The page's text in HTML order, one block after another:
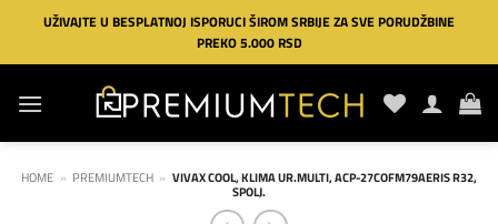
Preskoči
sadržaj
UŽIVAJTE U BESPLATNOJ ISPORUCI ŠIROM SRBIJE ZA SVE PORUDŽBINE
PREKO 5.000 RSD
HOME » PREMIUMTECH » VIVAX COOL, KLIMA UR.MULTI, ACP-27COFM79AERIS R32,
SPOLJ.